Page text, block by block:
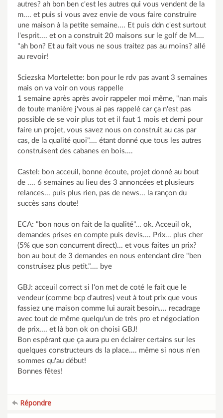
autres? ah bon ben c'est les autres qui vous vendent de la
m.... et puis si vous avez envie de vous faire construire
une maison à la petite semaine.... Et puis ddn c'est surtout
l'esprit.... et on a construit 20 maisons sur le golf de M....
"ah bon? Et au fait vous ne sous traitez pas au moins? allé
au revoir!
Sciezska Mortelette: bon pour le rdv pas avant 3 semaines
mais on va voir on vous rappelle
1 semaine après après avoir rappeler moi même, "nan mais
de toute manière j'vous ai pas rappelé car ça n'est pas
possible de se voir plus tot et il faut 1 mois et demi pour
faire un projet, vous savez nous on construit au cas par
cas, de la qualité quoi".... étant donné que tous les autres
construisent des cabanes en bois....
Castel: bon acceuil, bonne écoute, projet donné au bout
de .... 6 semaines au lieu des 3 annoncées et plusieurs
relances... puis plus rien, pas de news... la rançon du
succès sans doute!
ECA: "bon nous on fait de la qualité"... ok. Acceuil ok,
demandes prises en compte puis devis.... Prix... plus cher
(5% que son concurrent direct)... et vous faites un prix?
bon au bout de 3 demandes en nous entendant dire "ben
construisez plus petit.".... bye
GBJ: acceuil correct si l'on met de coté le fait que le
vendeur (comme bcp d'autres) veut à tout prix que vous
fassiez une maison comme lui aurait besoin.... recadrage
avec tout de même quelqu'un de très pro et négociation
de prix.... et là bon ok on choisi GBJ!
Bon espérant que ça aura pu en éclairer certains sur les
quelques constructeurs ds la place.... même si nous n'en
sommes qu'au début!
Bonnes fêtes!
Répondre